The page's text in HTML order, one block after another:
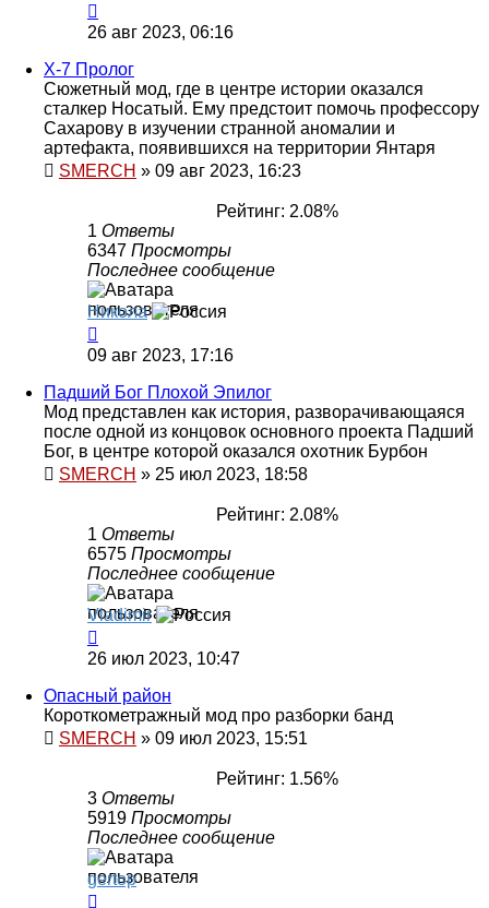
26 авг 2023, 06:16
X-7 Пролог
Сюжетный мод, где в центре истории оказался
сталкер Носатый. Ему предстоит помочь профессору
Сахарову в изучении странной аномалии и
артефакта, появившихся на территории Янтаря
SMERCH » 09 авг 2023, 16:23
Рейтинг: 2.08%
1 Ответы
6347 Просмотры
Последнее сообщение
Никола
09 авг 2023, 17:16
Падший Бог Плохой Эпилог
Мод представлен как история, разворачивающаяся
после одной из концовок основного проекта Падший
Бог, в центре которой оказался охотник Бурбон
SMERCH » 25 июл 2023, 18:58
Рейтинг: 2.08%
1 Ответы
6575 Просмотры
Последнее сообщение
Vladimir
26 июл 2023, 10:47
Опасный район
Короткометражный мод про разборки банд
SMERCH » 09 июл 2023, 15:51
Рейтинг: 1.56%
3 Ответы
5919 Просмотры
Последнее сообщение
gertop